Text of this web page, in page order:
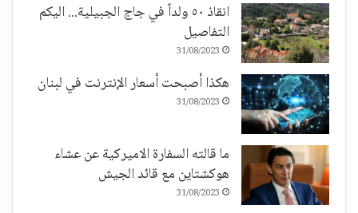
انقاذ ٥٠ ولداً في جاج الجبيلية... اليكم
التفاصيل
31/08/2023
هكذا أصبحت أسعار الإنترنت في لبنان
31/08/2023
ما قالته السفارة الاميركية عن عشاء
هوكشتاين مع قائد الجيش
31/08/2023